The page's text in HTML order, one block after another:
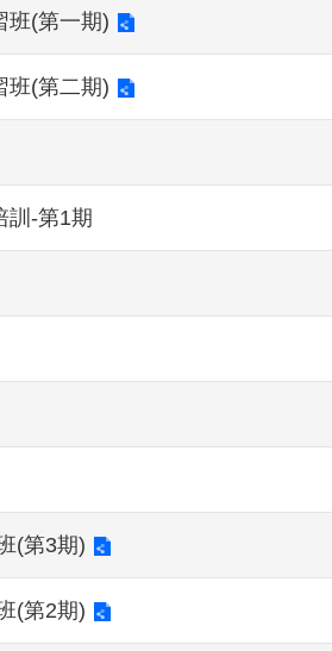
班(第一期)
班(第二期)
訓-第1期
(第3期)
(第2期)